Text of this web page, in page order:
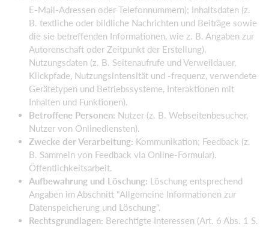
E-Mail-Adressen oder Telefonnummern); Inhaltsdaten (z.
B. textliche oder bildliche Nachrichten und Beiträge sowie
die sie betreffenden Informationen, wie z. B. Angaben zur
Autorenschaft oder Zeitpunkt der Erstellung).
Nutzungsdaten (z. B. Seitenaufrufe und Verweildauer,
Klickpfade, Nutzungsintensität und -frequenz, verwendete
Gerätetypen und Betriebssysteme, Interaktionen mit
Inhalten und Funktionen).
Betroffene Personen: Nutzer (z. B. Webseitenbesucher,
Nutzer von Onlinediensten).
Zwecke der Verarbeitung: Kommunikation; Feedback (z.
B. Sammeln von Feedback via Online-Formular).
Öffentlichkeitsarbeit.
Aufbewahrung und Löschung: Löschung entsprechend
Angaben im Abschnitt "Allgemeine Informationen zur
Datenspeicherung und Löschung".
Rechtsgrundlagen: Berechtigte Interessen (Art. 6 Abs. 1 S.